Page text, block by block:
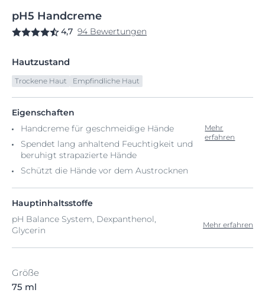
pH5 Handcreme
4,7 94 Bewertungen
Hautzustand
Trockene Haut Empfindliche Haut
Eigenschaften
Handcreme für geschmeidige Hände
Spendet lang anhaltend Feuchtigkeit und
beruhigt strapazierte Hände
Schützt die Hände vor dem Austrocknen
Mehr
erfahren
Hauptinhaltsstoffe
pH Balance System, Dexpanthenol,
Glycerin
Mehr erfahren
Größe
75 ml